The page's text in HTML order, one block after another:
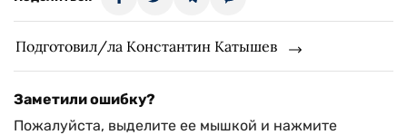
Подготовил/ла Константин Катышев
Заметили ошибку?
Пожалуйста, выделите ее мышкой и нажмите